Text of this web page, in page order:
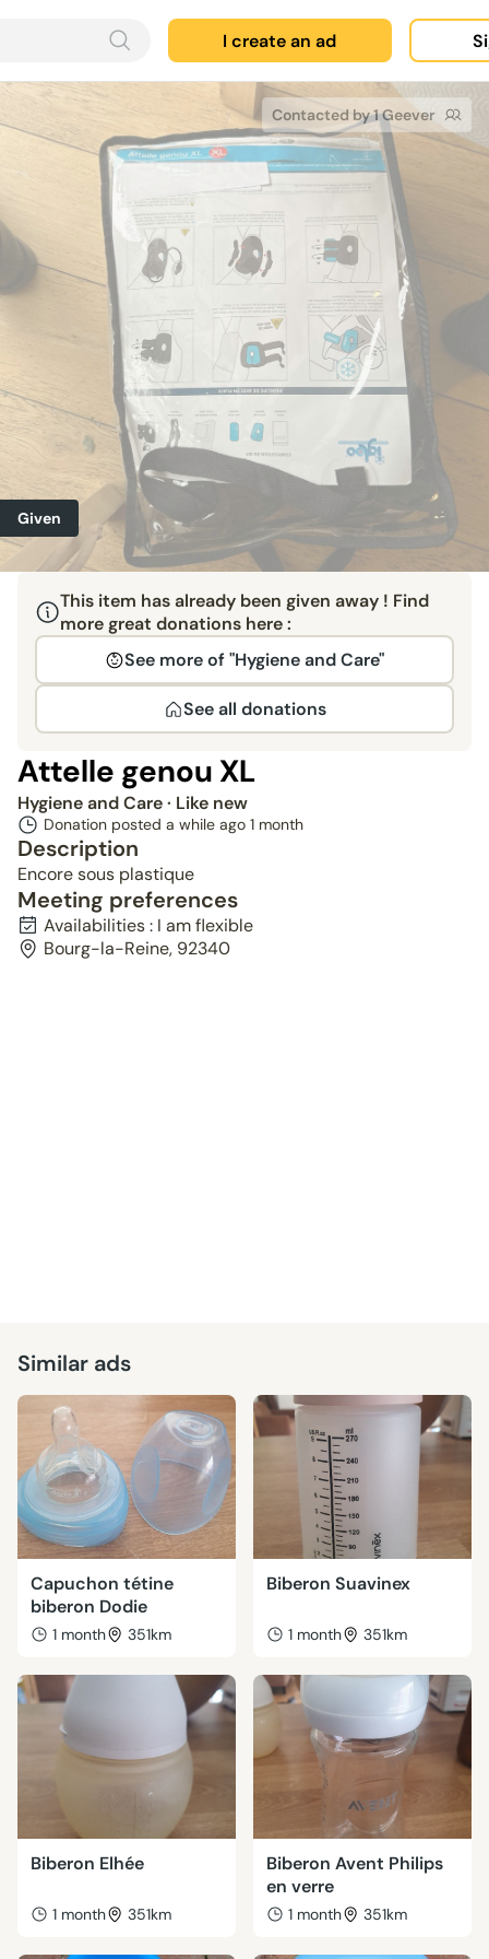
I create an ad
Contacted by 1 Geever
Given
This item has already been given away ! Find
more great donations here :
See more of "Hygiene and Care"
See all donations
Attelle genou XL
Hygiene and Care· Like new
Donation posted a while ago 1 month
Description
Encore sous plastique
Meeting preferences
Availabilities : I am flexible
Bourg-la-Reine, 92340
Similar ads
Capuchon tétine
biberon Dodie
1 month 351km
Biberon Suavinex
1 month 351km
Biberon Elhée
1 month 351km
Biberon Avent Philips
en verre
1 month 351km